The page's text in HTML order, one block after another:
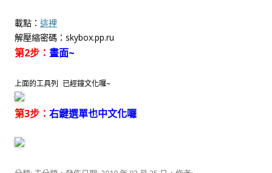
載點： 這裡
解壓縮密碼：skybox.pp.ru
第2步： 畫面~
上面的工具列 已經鐘文化囉~
第3步： 右鍵選單也中文化囉